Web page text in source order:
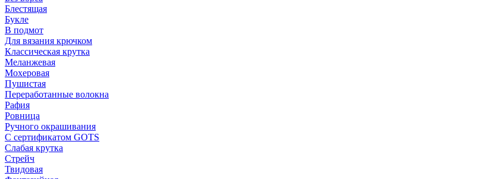
Блестящая
Букле
В подмот
Для вязания крючком
Классическая крутка
Меланжевая
Мохеровая
Пушистая
Переработанные волокна
Рафия
Ровница
Ручного окрашивания
С сертификатом GOTS
Слабая крутка
Стрейч
Твидовая